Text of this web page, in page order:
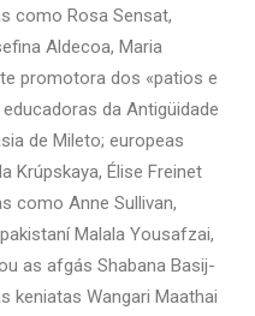
como Rosa Sensat,
Aldecoa, Maria
promotora dos «patios e
da Antigüidade
de Mileto; europeas
Krúpskaya, Élise Freinet
como Anne Sullivan,
Malala Yousafzai,
as afgás Shabana Basij-
keniatas Wangari Maathai